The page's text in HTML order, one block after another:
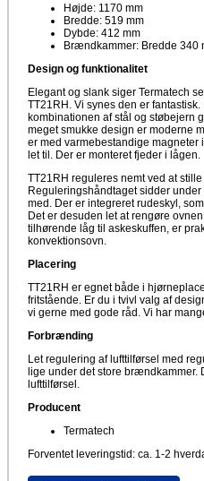
Højde: 1170 mm
Bredde: 519 mm
Dybde: 412 mm
Brændkammer: Bredde 340
Design og funktionalitet
Elegant og slank siger Termatech
TT21RH. Vi synes den er
kombinationen af stål og støbejern
meget smukke design er moderne
er med varmebestandige
let til. Der er monteret fjeder i lågen.
TT21RH reguleres nemt ved at
Reguleringshåndtaget sidder
med. Der er integreret rudeskyl,
Det er desuden let at rengøre
tilhørende låg til askeskuffen, er
konvektionsovn.
Placering
TT21RH er egnet både i
fritstående. Er du i tvivl valg af
vi gerne med gode råd. Vi har
Forbrænding
Let regulering af lufttilførsel med
lige under det store brændkammer.
lufttilførsel.
Producent
Termatech
Forventet leveringstid: ca. 1-2